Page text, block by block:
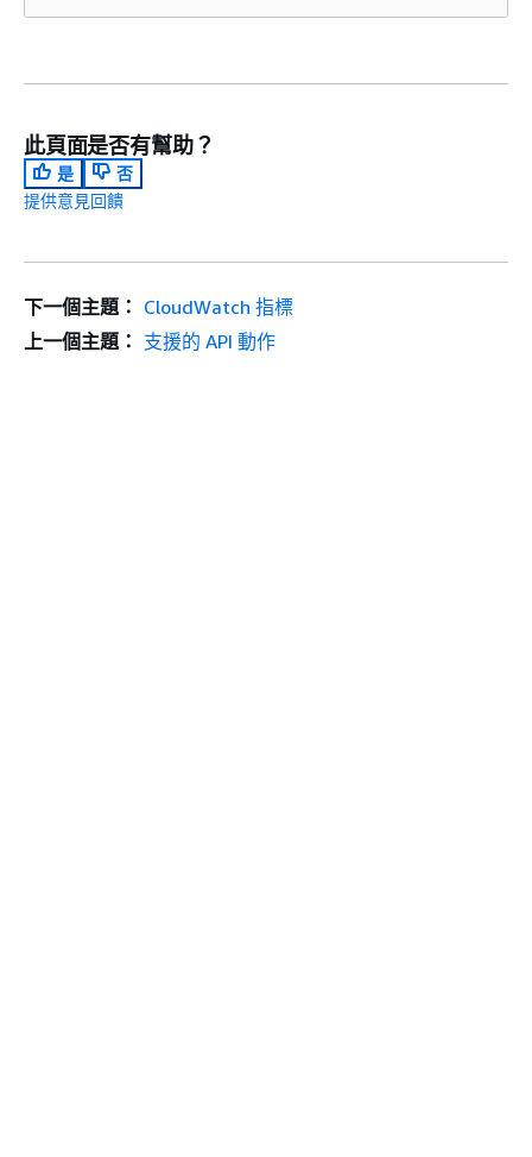
此頁面是否有幫助？
是
否
提供意見回饋
下一個主題： CloudWatch 指標
上一個主題： 支援的 API 動作